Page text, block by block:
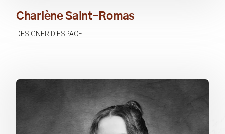
Charlène Saint-Romas
DESIGNER D’ESPACE